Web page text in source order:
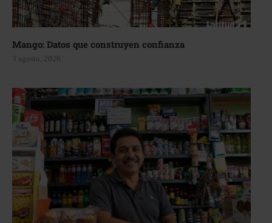
Mango: Datos que construyen confianza
3 agosto, 2026